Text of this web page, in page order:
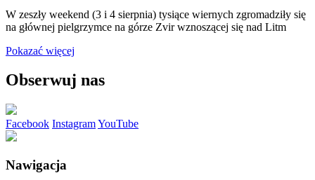
W zeszły weekend (3 i 4 sierpnia) tysiące wiernych zgromadziły się
na głównej pielgrzymce na górze Zvir wznoszącej się nad Litm
Pokazać więcej
Obserwuj nas
Facebook InstagramYouTube
Nawigacja